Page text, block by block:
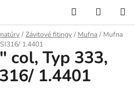
Hľadať
KOŠÍK
/ Závitové fitingy / Mufna / Mufna
1.4401
col, Typ 333,
1.4401